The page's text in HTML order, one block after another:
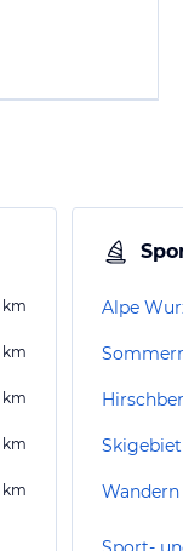
km
km
km
km
km
Alpe